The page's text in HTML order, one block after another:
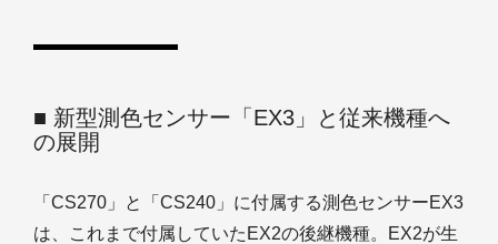
■ 新型測色センサー「EX3」と従来機種へ
の展開
「CS270」と「CS240」に付属する測色センサーEX3
は、これまで付属していたEX2の後継機種。EX2が生